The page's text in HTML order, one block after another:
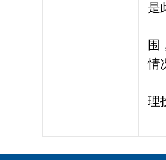
是
围
情
理